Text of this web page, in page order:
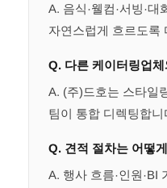
A. 음식·웰컴·서빙·
자연스럽게 흐르도록
Q. 다른 케이터링업
A. (주)드호는 스타일
팀이 통합 디렉팅합니
Q. 견적 절차는 어떻
A. 행사 흐름·인원·BI